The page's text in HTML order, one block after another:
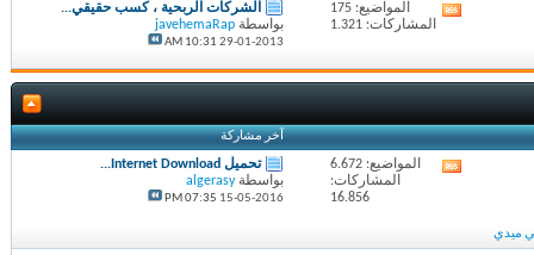
مشاهدة
تغذيات
المنتدى
المواضيع: 175
المشاركات: 1.321
الشركات الربحية ، كسب حقيقي...
بواسطةjavehemaRap
29-01-2013
10:31 AM
آخر مشاركة
ميدي
مشاهدةالمواضيع: 6.672
المشاركات:
16.856
تحميل Internet Download...
بواسطةalgerasy
15-05-2016
07:35 PM